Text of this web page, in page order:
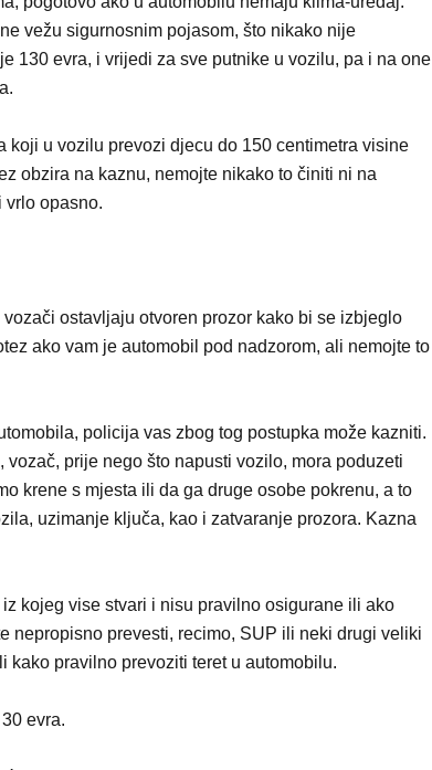
vežu sigurnosnim pojasom, što nikako nije
130 evra, i vrijedi za sve putnike u vozilu, pa i na one
koji u vozilu prevozi djecu do 150 centimetra visine
obzira na kaznu, nemojte nikako to činiti ni na
vrlo opasno.
ostavljaju otvoren prozor kako bi se izbjeglo
ako vam je automobil pod nadzorom, ali nemojte to
policija vas zbog tog postupka može kazniti.
prije nego što napusti vozilo, mora poduzeti
krene s mjesta ili da ga druge osobe pokrenu, a to
uzimanje ključa, kao i zatvaranje prozora. Kazna
kojeg vise stvari i nisu pravilno osigurane ili ako
nepropisno prevesti, recimo, SUP ili neki drugi veliki
kako pravilno prevoziti teret u automobilu.
evra.